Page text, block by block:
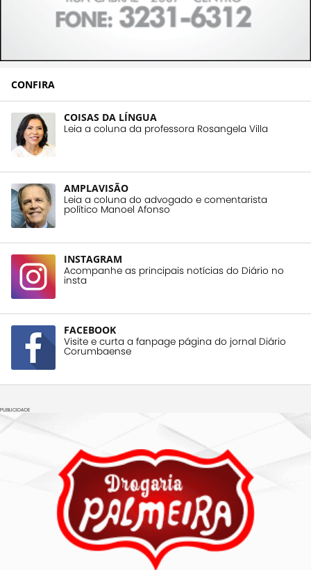
CONFIRA
COISAS DA LÍNGUA
Leia a coluna da professora Rosangela Villa
AMPLAVISÃO
Leia a coluna do advogado e comentarista
político Manoel Afonso
INSTAGRAM
Acompanhe as principais notícias do Diário no
insta
FACEBOOK
Visite e curta a fanpage página do jornal Diário
Corumbaense
PUBLICIDADE